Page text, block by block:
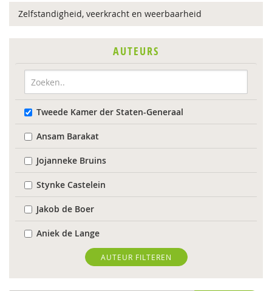
Zelfstandigheid, veerkracht en weerbaarheid
AUTEURS
Tweede Kamer der Staten-Generaal
Ansam Barakat
Jojanneke Bruins
Stynke Castelein
Jakob de Boer
Aniek de Lange
Lenneke Docter
Anne Evers
AUTEUR FILTEREN